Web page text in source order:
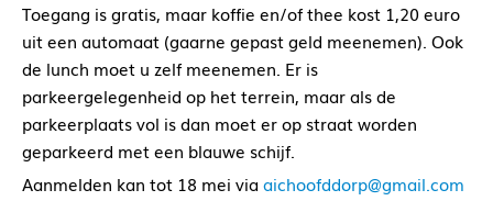
Toegang is gratis, maar koffie en/of thee kost 1,20 euro
uit een automaat (gaarne gepast geld meenemen). Ook
de lunch moet u zelf meenemen. Er is
parkeergelegenheid op het terrein, maar als de
parkeerplaats vol is dan moet er op straat worden
geparkeerd met een blauwe schijf.
Aanmelden kan tot 18 mei viaaichoofddorp@gmail.com